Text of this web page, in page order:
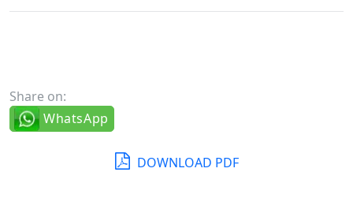
Share on:
WhatsApp
DOWNLOAD PDF